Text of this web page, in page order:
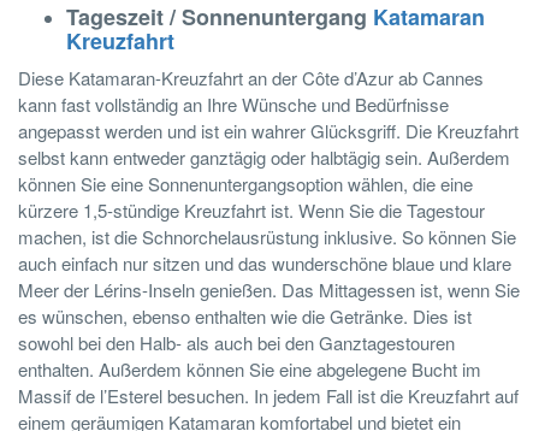
Tageszeit / Sonnenuntergang Katamaran
Kreuzfahrt
Diese Katamaran-Kreuzfahrt an der Côte d’Azur ab Cannes
kann fast vollständig an Ihre Wünsche und Bedürfnisse
angepasst werden und ist ein wahrer Glücksgriff. Die Kreuzfahrt
selbst kann entweder ganztägig oder halbtägig sein. Außerdem
können Sie eine Sonnenuntergangsoption wählen, die eine
kürzere 1,5-stündige Kreuzfahrt ist. Wenn Sie die Tagestour
machen, ist die Schnorchelausrüstung inklusive. So können Sie
auch einfach nur sitzen und das wunderschöne blaue und klare
Meer der Lérins-Inseln genießen. Das Mittagessen ist, wenn Sie
es wünschen, ebenso enthalten wie die Getränke. Dies ist
sowohl bei den Halb- als auch bei den Ganztagestouren
enthalten. Außerdem können Sie eine abgelegene Bucht im
Massif de l’Esterel besuchen. In jedem Fall ist die Kreuzfahrt auf
einem geräumigen Katamaran komfortabel und bietet ein